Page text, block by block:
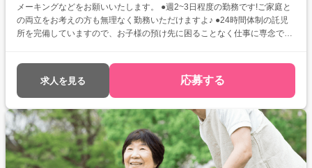
メーキングなどをお願いいたします。 ●週2~3日程度の勤務です!ご家庭と
の両立をお考えの方も無理なく勤務いただけますよ♪ ●24時間体制の託児
所を完備していますので、お子様の預け先に困ることなく仕事に専念でき
求人を見る 応募する